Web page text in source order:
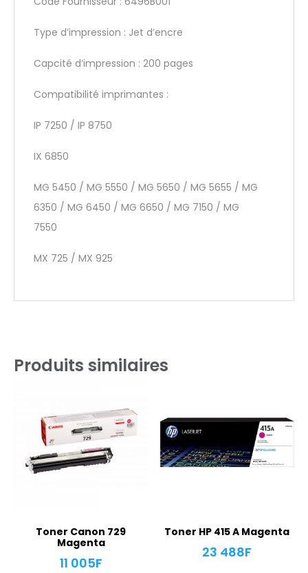
Type d’impression : Jet d’encre
Capcité d’impression : 200 pages
Compatibilité imprimantes :
IP 7250 / IP 8750
IX 6850
MG 5450 / MG 5550 / MG 5650 / MG 5655 / MG
6350 / MG 6450 / MG 6650 / MG 7150 / MG
7550
MX 725 / MX 925
Produits similaires
Toner Canon 729
Magenta
11 005F
Toner HP 415 A Magenta
23 488F